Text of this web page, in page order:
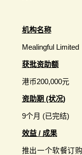
机构名称
Mealingful Limited
获批资助额
港币200,000元
资助期 (状况)
9个月 (已完结)
效益 / 成果
推出一个软餐订